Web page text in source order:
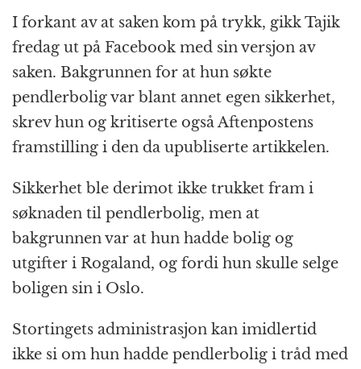
I forkant av at saken kom på trykk, gikk Tajik
fredag ut på Facebook med sin versjon av
saken. Bakgrunnen for at hun søkte
pendlerbolig var blant annet egen sikkerhet,
skrev hun og kritiserte også Aftenpostens
framstilling i den da upubliserte artikkelen.
Sikkerhet ble derimot ikke trukket fram i
søknaden til pendlerbolig, men at
bakgrunnen var at hun hadde bolig og
utgifter i Rogaland, og fordi hun skulle selge
boligen sin i Oslo.
Stortingets administrasjon kan imidlertid
ikke si om hun hadde pendlerbolig i tråd med